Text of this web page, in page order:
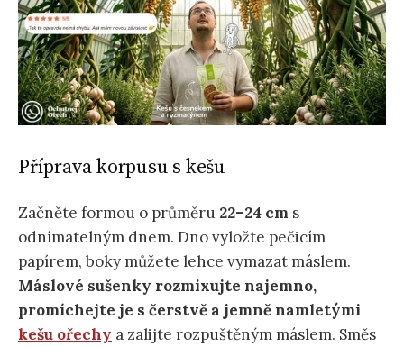
Příprava korpusu s kešu
Začněte formou o průměru 22–24 cm s
odnímatelným dnem. Dno vyložte pečicím
papírem, boky můžete lehce vymazat máslem.
Máslové sušenky rozmixujte najemno,
promíchejte je s čerstvě a jemně namletými
kešu ořechy a zalijte rozpuštěným máslem. Směs